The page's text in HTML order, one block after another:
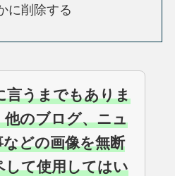
に削除する
言うまでもありま
他のブログ、ニュ
どの画像を無断
して使用してはい